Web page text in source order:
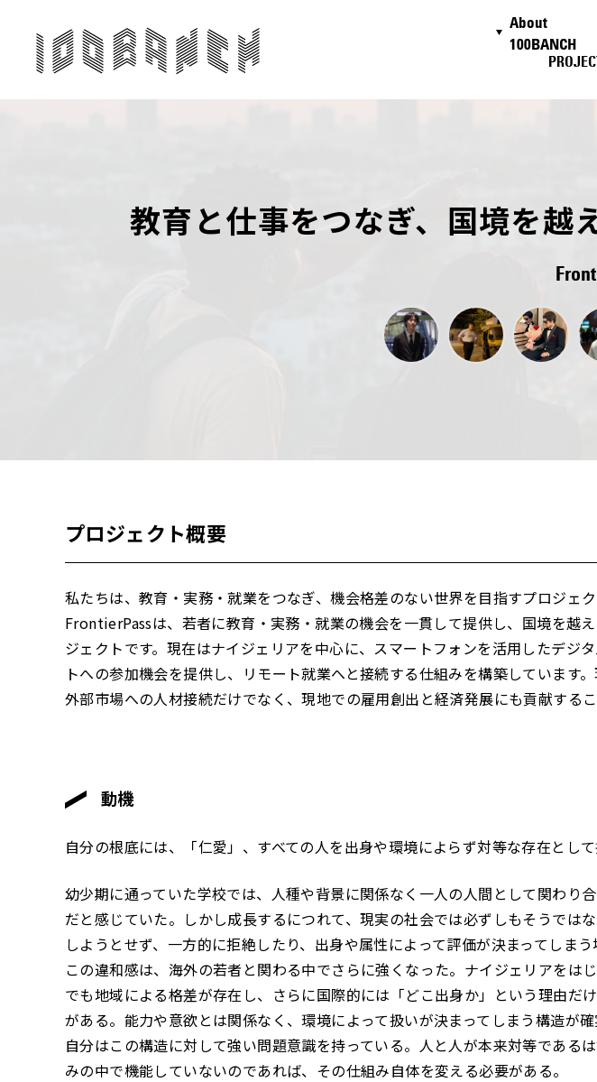
About
100BANCH
教育と仕事をつなぎ、国境を越
プロジェクト概要
私たちは、教育・実務・就業をつなぎ、機会格差のない世界を目指すプロジェク
FrontierPassは、若者に教育・実務・就業の機会を一貫して提供し、国境を越
ジェクトです。現在はナイジェリアを中心に、スマートフォンを活用したデジ
トへの参加機会を提供し、リモート就業へと接続する仕組みを構築しています
外部市場への人材接続だけでなく、現地での雇用創出と経済発展にも貢献するこ
動機
自分の根底には、「仁愛」、すべての人を出身や環境によらず対等な存在とし
幼少期に通っていた学校では、人種や背景に関係なく一人の人間として関わり
だと感じていた。しかし成長するにつれて、現実の社会では必ずしもそうでは
しようとせず、一方的に拒絶したり、出身や属性によって評価が決まってしまう
この違和感は、海外の若者と関わる中でさらに強くなった。ナイジェリアをは
でも地域による格差が存在し、さらに国際的には「どこ出身か」という理由だ
がある。能力や意欲とは関係なく、環境によって扱いが決まってしまう構造が確
自分はこの構造に対して強い問題意識を持っている。人と人が本来対等である
みの中で機能していないのであれば、その仕組み自体を変える必要がある。